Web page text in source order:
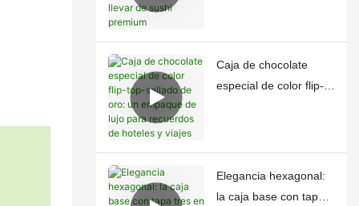
Caja de chocolate
especial de color flip-
viajes
Elegancia hexagonal:
la caja base con tapa